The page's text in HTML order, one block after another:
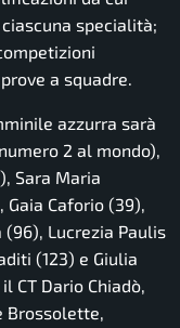
specialità;
a squadre.
azzurra sarà
2 al mondo),
Sara Maria
Gaia Caforio (39),
(96), Lucrezia Paulis
(123) e Giulia
CT Dario Chiadò,
Brossolette,